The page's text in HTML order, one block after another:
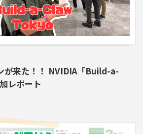
が来た！！ NVIDIA「Build-a-
レポート